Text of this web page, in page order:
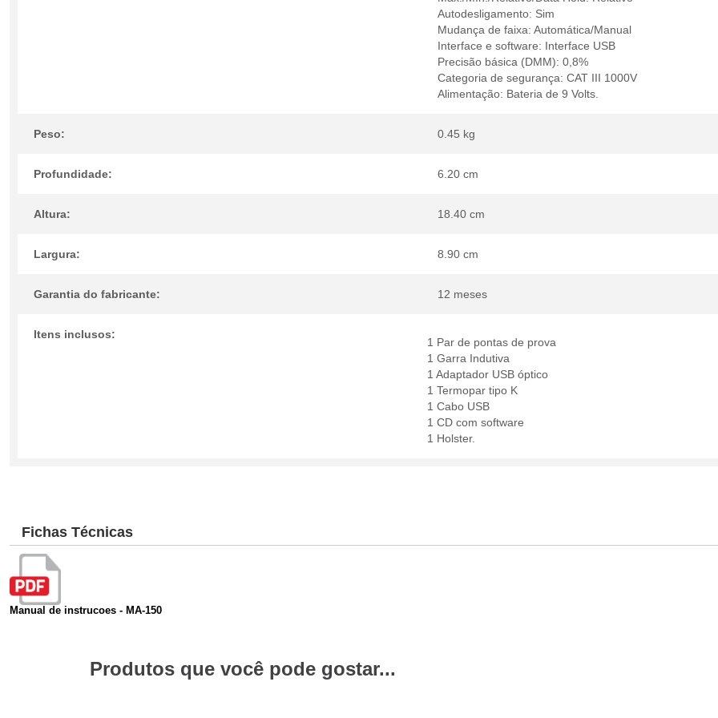
Autodesligamento: Sim
Mudança de faixa: Automática/Manual
Interface e software: Interface USB
Precisão básica (DMM): 0,8%
Categoria de segurança: CAT III 1000V
Alimentação: Bateria de 9 Volts.
Peso: 0.45 kg
Profundidade: 6.20 cm
Altura: 18.40 cm
Largura: 8.90 cm
Garantia do fabricante: 12 meses
Itens inclusos:
1 Par de pontas de prova
1 Garra Indutiva
1 Adaptador USB óptico
1 Termopar tipo K
1 Cabo USB
1 CD com software
1 Holster.
Fichas Técnicas
Manual de instrucoes - MA-150
Produtos que você pode gostar...